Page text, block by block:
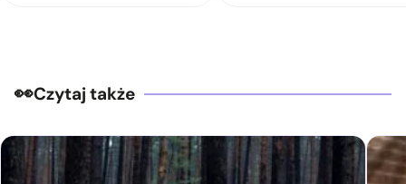
Czytaj także